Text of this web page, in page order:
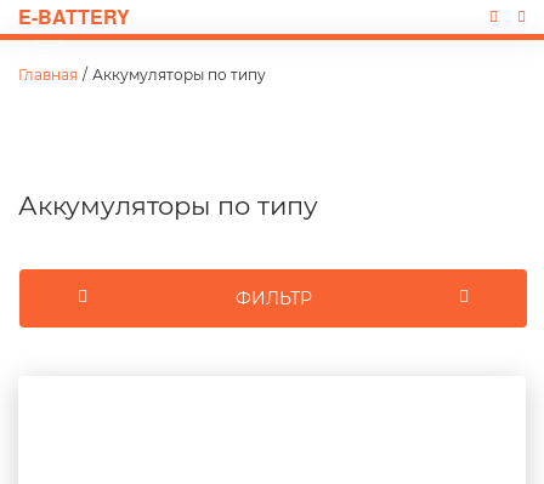
E-BATTERY
Главная / Аккумуляторы по типу
Аккумуляторы по типу
ФИЛЬТР